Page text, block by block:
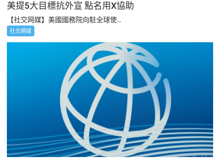
美提5大目標抗外宣 點名用X協助
【社交网媒】美國國務院向駐全球使...
社交網媒